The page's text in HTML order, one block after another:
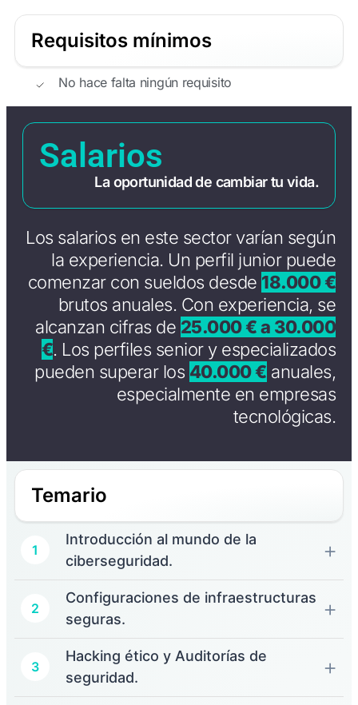
Requisitos mínimos
No hace falta ningún requisito
Salarios
La oportunidad de cambiar tu vida.
Los salarios en este sector varían según
la experiencia. Un perfil junior puede
comenzar con sueldos desde 18.000 €
brutos anuales. Con experiencia, se
alcanzan cifras de 25.000 € a 30.000
€. Los perfiles senior y especializados
pueden superar los 40.000 € anuales,
especialmente en empresas
tecnológicas.
Temario
1
Introducción al mundo de la
ciberseguridad.
2
Configuraciones de infraestructuras
seguras.
3
Hacking ético y Auditorías de
seguridad.